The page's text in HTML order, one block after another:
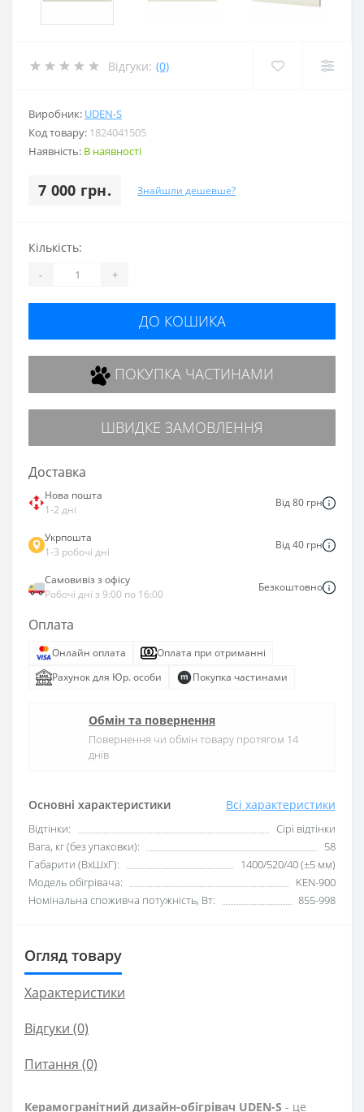
Відгуки: (0)
Виробник: UDEN-S
Код товару: 1824041505
Наявність: В наявності
7 000 грн. Знайшли дешевше?
Основні характеристики Всі характеристики
Відтінки:
Сірі відтінки
Вага, кг (без упаковки):
58
Габарити (ВхШхГ):
1400/520/40 (±5 мм)
Модель обігрівача:
KEN-900
Номінальна споживча потужність, Вт:
855-998
Кількість:
- +
ДО КОШИКА
ПОКУПКА ЧАСТИНАМИ
ШВИДКЕ ЗАМОВЛЕННЯ
Доставка
Нова пошта
1-2 дні
Від 80 грн
Укрпошта
1-3 робочі дні
Від 40 грн
Самовивіз з офісу
Робочі дні з 9:00 по 16:00
Безкоштовно
Оплата
Онлайн оплата
Оплата при отриманні
Рахунок для Юр. особи
Покупка частинами
Обмін та повернення
Повернення чи обмін товару протягом 14
днів
Огляд товару
Характеристики
Відгуки (0)
Питання (0)
Керамогранітний дизайн-обігрівач UDEN-S - це